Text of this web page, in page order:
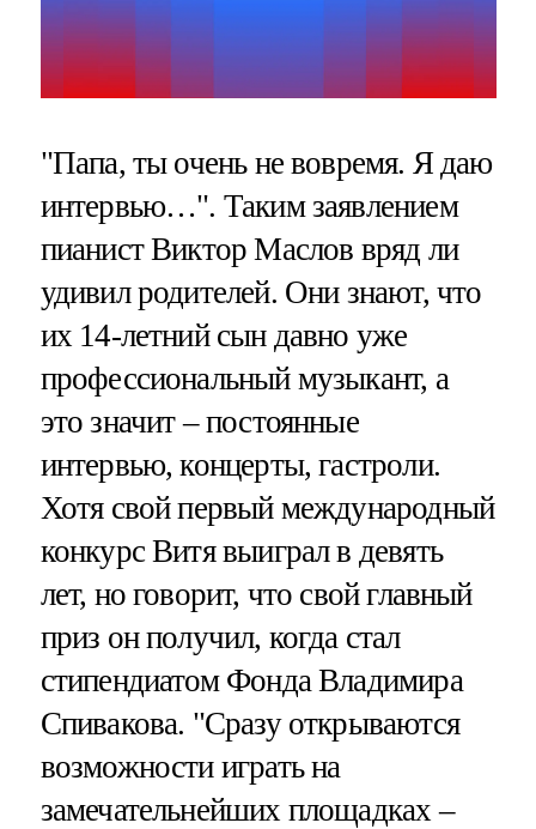
"Папа, ты очень не вовремя. Я даю
интервью…". Таким заявлением
пианист Виктор Маслов вряд ли
удивил родителей. Они знают, что
их 14-летний сын давно уже
профессиональный музыкант, а
это значит – постоянные
интервью, концерты, гастроли.
Хотя свой первый международный
конкурс Витя выиграл в девять
лет, но говорит, что свой главный
приз он получил, когда стал
стипендиатом Фонда Владимира
Спивакова. "Сразу открываются
возможности играть на
замечательнейших площадках –